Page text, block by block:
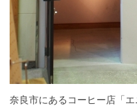
奈良市にあるコーヒー店「エ